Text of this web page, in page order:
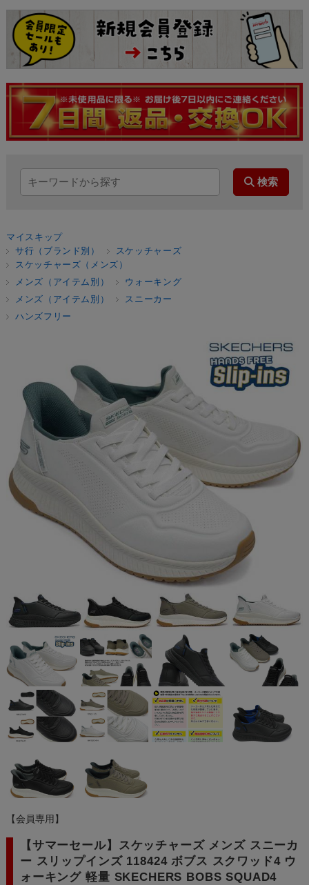
マイスキップ
サ行（ブランド別）
スケッチャーズ
スケッチャーズ（メンズ）
メンズ（アイテム別）
ウォーキング
メンズ（アイテム別）
スニーカー
ハンズフリー
【会員専用】
【サマーセール】スケッチャーズ メンズ スニーカ
ー スリップインズ 118424 ボブス スクワッド4 ウ
ォーキング 軽量 SKECHERS BOBS SQUAD4